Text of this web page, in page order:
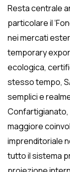
Resta centrale
particolare il
nei mercati
temporary
ecologica,
stesso tempo,
semplici e
Confartigianato,
maggiore
imprenditoriale
tutto il sistema